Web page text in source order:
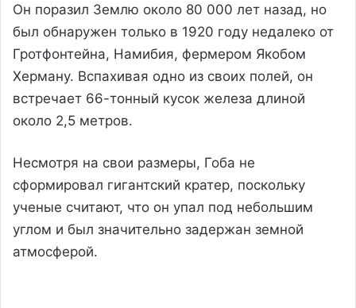
Он поразил Землю около 80 000 лет назад, но
был обнаружен только в 1920 году недалеко от
Гротфонтейна, Намибия, фермером Якобом
Херману. Вспахивая одно из своих полей, он
встречает 66-тонный кусок железа длиной
около 2,5 метров.
Несмотря на свои размеры, Гоба не
сформировал гигантский кратер, поскольку
ученые считают, что он упал под небольшим
углом и был значительно задержан земной
атмосферой.